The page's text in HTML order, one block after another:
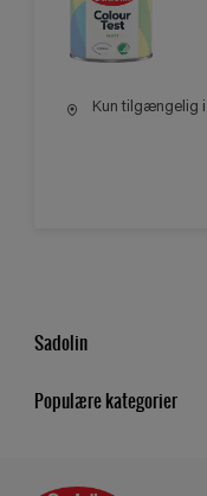
Kun tilgængelig i
Sadolin
Populære kategorier